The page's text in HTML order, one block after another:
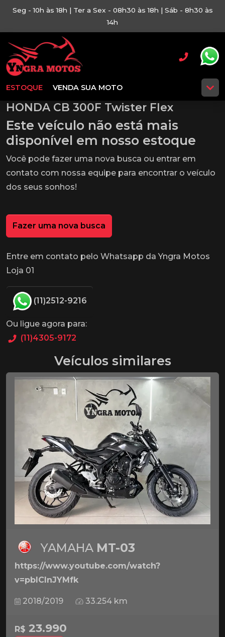
Seg - 10h às 18h | Ter a Sex - 08h30 às 18h | Sáb - 8h30 às
14h
ESTOQUE VENDA SUA MOTO
HONDA CB 300F Twister Flex
Este veículo não está mais
disponível em nosso estoque
Você pode fazer uma nova busca ou entrar em
contato com nossa equipe para encontrar o veículo
dos seus sonhos!
Fazer uma nova busca
Entre em contato pelo Whatsapp da Yngra Motos
Loja 01
(11)2512-9216
Ou ligue agora para:
(11)4305-9172
Veículos similares
YAMAHA MT-03
https://www.youtube.com/watch?
v=pbICInJYMfk
2018/2019 33.254 km
R$ 23.990